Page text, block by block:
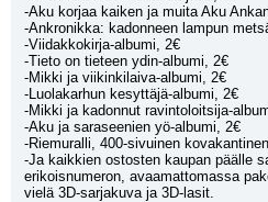
-Aku korjaa kaiken ja muita Aku
-Ankronikka: kadonneen lampun
-Viidakkokirja-albumi, 2€
-Tieto on tieteen ydin-albumi, 2€
-Mikki ja viikinkilaiva-albumi, 2€
-Luolakarhun kesyttäjä-albumi, 2€
-Mikki ja kadonnut ravintoloitsija-
-Aku ja saraseenien yö-albumi, 2€
-Riemuralli, 400-sivuinen
-Ja kaikkien ostosten kaupan päälle
erikoisnumeron, avaamattomassa
vielä 3D-sarjakuva ja 3D-lasit.